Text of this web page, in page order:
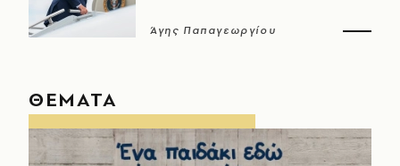
Άγης Παπαγεωργίου
ΘΕΜΑΤΑ